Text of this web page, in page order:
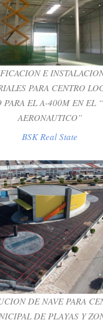
E
PARA CENTRO
EXTERNO PARA EL
EL “PARQUE
BSK Real State
E
PARA CENTRO
PARA EL A-400M EN EL
AERONAUTICO”
BSK Real State
DE NAVE PARA
DE PLAYAS Y
DEL
PUERTO DE SANTA
BSK Real State
DE NAVE PARA
DE PLAYAS Y